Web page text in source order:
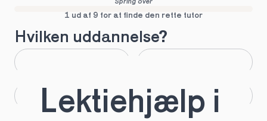
Spring over
1 ud af 9 for at finde den rette tutor
Hvilken uddannelse?
HTX HF
Lektiehjælp i